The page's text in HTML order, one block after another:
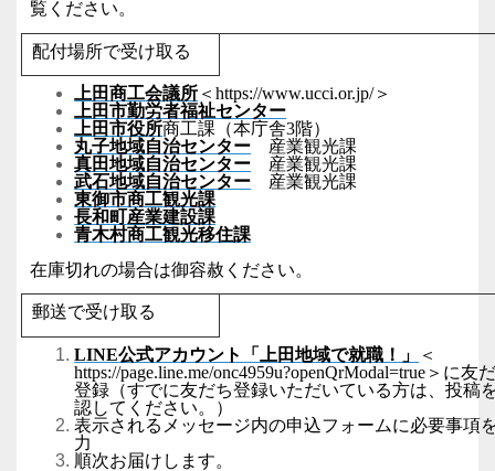
覧ください。
配付場所で受け取る
上田商工会議所 ＜https://www.ucci.or.jp/＞
上田市勤労者福祉センター
上田市役所商工課（本庁舎3階）
丸子地域自治センター 産業観光課
真田地域自治センター 産業観光課
武石地域自治センター 産業観光課
東御市商工観光課
長和町産業建設課
青木村商工観光移住課
在庫切れの場合は御容赦ください。
郵送で受け取る
LINE公式アカウント「上田地域で就職！」
＜
https://page.line.me/onc4959u?openQrModal=true ＞に友
登録（すでに友だち登録いただいている方は、投稿
認してください。）
表示されるメッセージ内の申込フォームに必要事項
力
順次お届けします。